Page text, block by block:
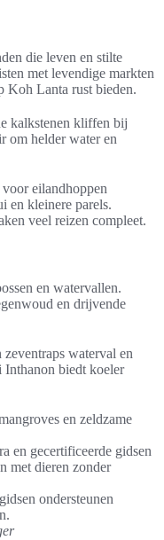
die leven en stilte
met levendige markten
Koh Lanta rust bieden.
kalkstenen kliffen bij
om helder water en
eilandhoppen
en kleinere parels.
veel reizen compleet.
en watervallen.
en drijvende
waterval en
biedt koeler
en zeldzame
en gecertificeerde gidsen
met dieren zonder
ondersteunen